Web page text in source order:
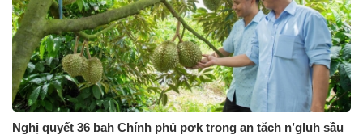
Nghị quyết 36 bah Chính phủ pơk trong an tăch n’gluh sầu